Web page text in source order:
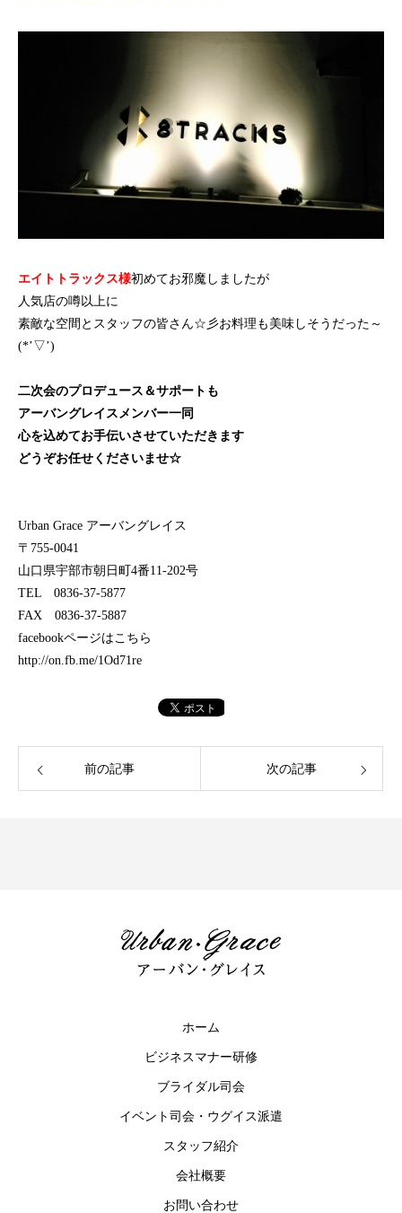
エイトトラックス様初めてお邪魔しましたが
人気店の噂以上に
素敵な空間とスタッフの皆さん☆彡お料理も美味しそうだった～
(*’▽’)
二次会のプロデュース＆サポートも
アーバングレイスメンバー一同
心を込めてお手伝いさせていただきます
どうぞお任せくださいませ☆
Urban Grace アーバングレイス
〒755-0041
山口県宇部市朝日町4番11-202号
TEL 0836-37-5877
FAX 0836-37-5887
facebookページはこちら
http://on.fb.me/1Od71re
前の記事 次の記事
ホーム
ビジネスマナー研修
ブライダル司会
イベント司会・ウグイス派遣
スタッフ紹介
会社概要
お問い合わせ